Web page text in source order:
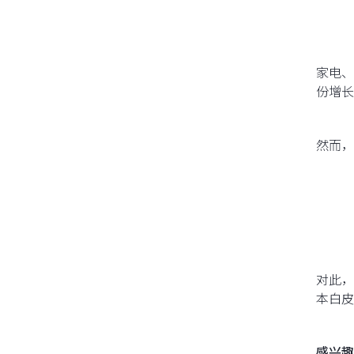
家电、
份增
然而
对此
本白